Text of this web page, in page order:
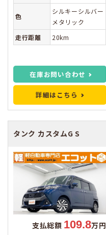
色
シルキーシルバー
メタリック
走行距離
20km
在庫お問い合わせ
詳細はこちら
タンク カスタムG S
支払総額 109.8万円